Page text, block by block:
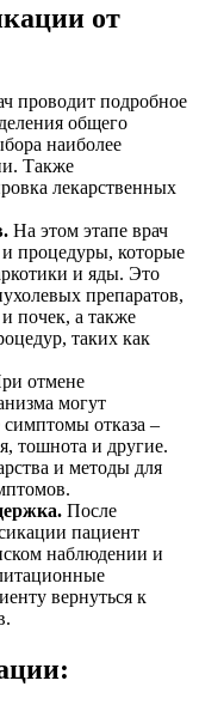
от
проводит подробное
общего
наиболее
Также
лекарственных
На этом этапе врач
и процедуры, которые
и яды. Это
препаратов,
почек, а также
таких как
отмене
могут
отказа –
тошнота и другие.
и методы для
После
пациент
наблюдении и
вернуться к